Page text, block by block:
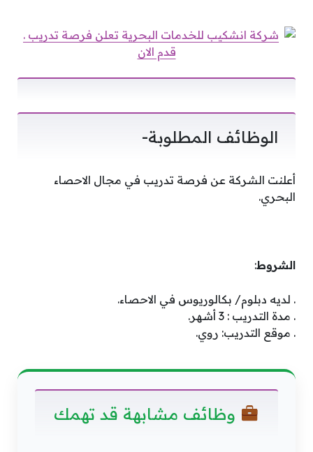
الوظائف المطلوبة-
أعلنت الشركة عن فرصة تدريب في مجال الاحصاء
البحري.
الشروط:
. لديه دبلوم/ بكالوريوس في الاحصاء.
. مدة التدريب : 3 أشهر.
. موقع التدريب: روي.
وظائف مشابهة قد تهمك